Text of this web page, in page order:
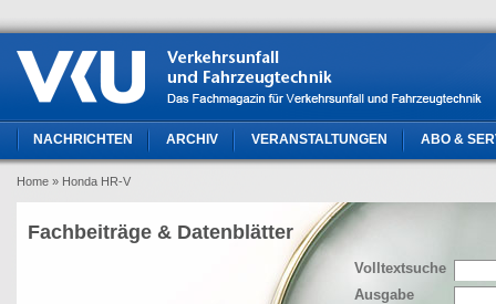
NACHRICHTEN ARCHIV VERANSTALTUNGEN ABO &
Home » Honda HR-V
Volltextsuche
Ausgabe
Fachbeiträge & Datenblätter